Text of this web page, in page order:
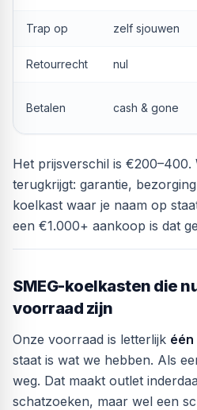
Trap op zelf sjouwen
Retourrecht nul
Betalen cash & gone
Het prijsverschil is €200–400.
terugkrijgt: garantie,
koelkast waar je naam op
een €1.000+ aankoop is dat
SMEG-koelkasten die
voorraad zijn
Onze voorraad is letterlijk één
staat is wat we hebben. Als
weg. Dat maakt outlet
schatzoeken, maar wel een